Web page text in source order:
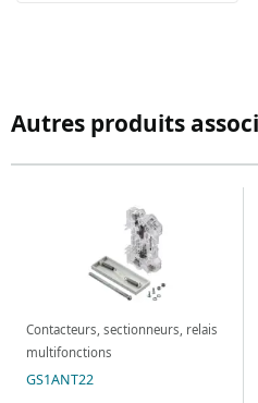
Autres produits
Contacteurs, sectionneurs, relais
multifonctions
GS1ANT22